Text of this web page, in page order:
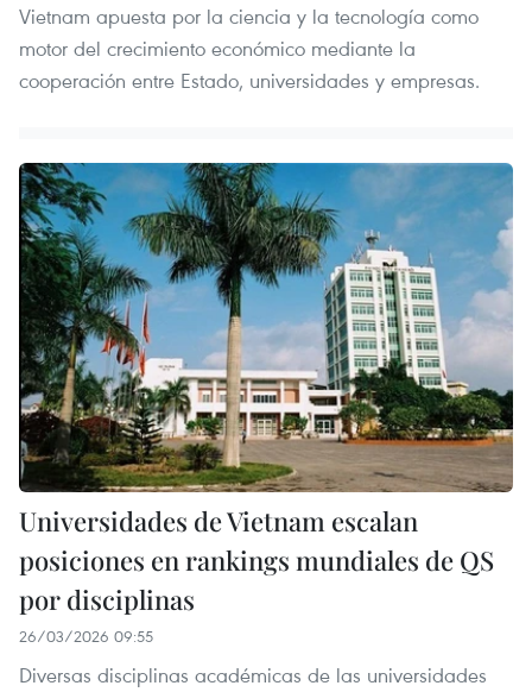
Vietnam apuesta por la ciencia y la tecnología como
motor del crecimiento económico mediante la
cooperación entre Estado, universidades y empresas.
Universidades de Vietnam escalan
posiciones en rankings mundiales de QS
por disciplinas
26/03/2026 09:55
Diversas disciplinas académicas de las universidades